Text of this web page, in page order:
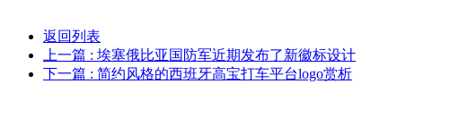
返回列表
上一篇 : 埃塞俄比亚国防军近期发布了新徽标设计
下一篇 : 简约风格的西班牙高宝打车平台logo赏析